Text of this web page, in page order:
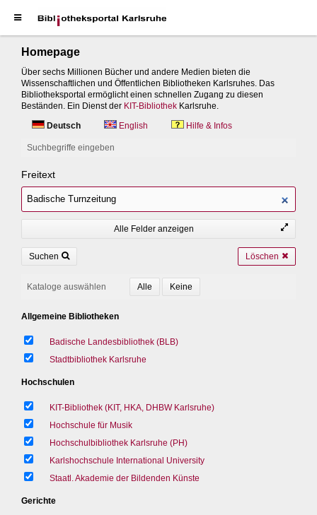
Homepage
Über sechs Millionen Bücher und andere Medien bieten die
Wissenschaftlichen und Öffentlichen Bibliotheken Karlsruhes. Das
Bibliotheksportal ermöglicht einen schnellen Zugang zu diesen
Beständen. Ein Dienst der KIT-Bibliothek Karlsruhe.
Deutsch
English Hilfe & Infos
Suchbegriffe eingeben
Freitext
Alle Felder anzeigen
Suchen Löschen
Kataloge auswählen
Allgemeine Bibliotheken
Badische Landesbibliothek (BLB)
Stadtbibliothek Karlsruhe
Hochschulen
KIT-Bibliothek (KIT, HKA, DHBW Karlsruhe)
Hochschule für Musik
Hochschulbibliothek Karlsruhe (PH)
Karlshochschule International University
Staatl. Akademie der Bildenden Künste
Gerichte